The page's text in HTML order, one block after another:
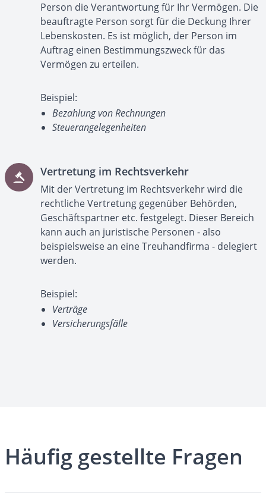
Person die Verantwortung für Ihr Vermögen. Die
beauftragte Person sorgt für die Deckung Ihrer
Lebenskosten. Es ist möglich, der Person im
Auftrag einen Bestimmungszweck für das
Vermögen zu erteilen.
Beispiel:
Bezahlung von Rechnungen
Steuerangelegenheiten
Vertretung im Rechtsverkehr
Mit der Vertretung im Rechtsverkehr wird die
rechtliche Vertretung gegenüber Behörden,
Geschäftspartner etc. festgelegt. Dieser Bereich
kann auch an juristische Personen - also
beispielsweise an eine Treuhandfirma - delegiert
werden.
Beispiel:
Verträge
Versicherungsfälle
Häufig gestellte Fragen